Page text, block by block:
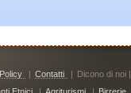
| Contatti | Dicono di noi |